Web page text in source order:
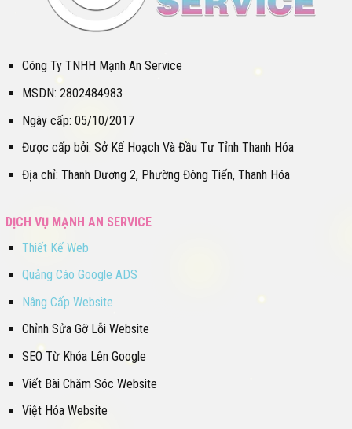
Công Ty TNHH Mạnh An Service
MSDN: 2802484983
Ngày cấp: 05/10/2017
Được cấp bởi: Sở Kế Hoạch Và Đầu Tư Tỉnh Thanh Hóa
Địa chỉ: Thanh Dương 2, Phường Đông Tiến, Thanh Hóa
DỊCH VỤ MẠNH AN SERVICE
Thiết Kế Web
Quảng Cáo Google ADS
Nâng Cấp Website
Chỉnh Sửa Gỡ Lỗi Website
SEO Từ Khóa Lên Google
Viết Bài Chăm Sóc Website
Việt Hóa Website